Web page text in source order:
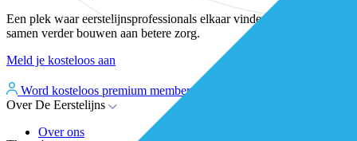
Een plek waar eerstelijnsprofessionals elkaar vinden, versterken en
samen verder bouwen aan betere zorg.
Meld je kosteloos aan
Word kosteloos premium member
Over De Eerstelijns
Over ons